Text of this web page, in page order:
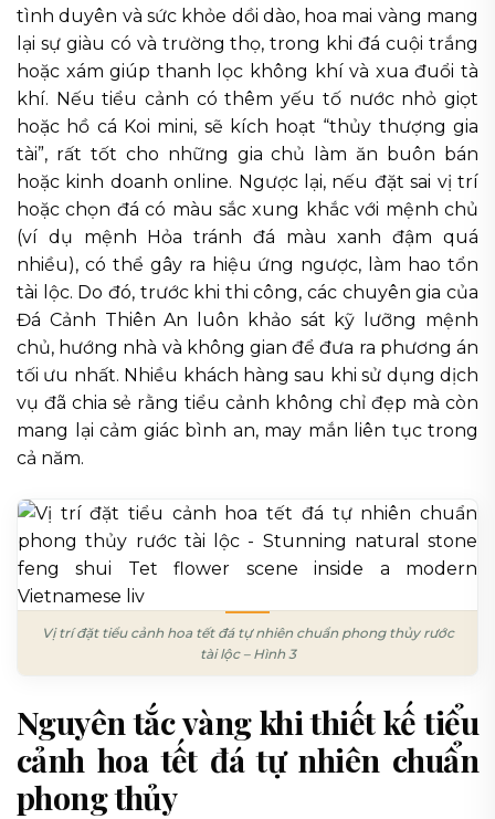
tình duyên và sức khỏe dồi dào, hoa mai vàng mang
lại sự giàu có và trường thọ, trong khi đá cuội trắng
hoặc xám giúp thanh lọc không khí và xua đuổi tà
khí. Nếu tiểu cảnh có thêm yếu tố nước nhỏ giọt
hoặc hồ cá Koi mini, sẽ kích hoạt “thủy thượng gia
tài”, rất tốt cho những gia chủ làm ăn buôn bán
hoặc kinh doanh online. Ngược lại, nếu đặt sai vị trí
hoặc chọn đá có màu sắc xung khắc với mệnh chủ
(ví dụ mệnh Hỏa tránh đá màu xanh đậm quá
nhiều), có thể gây ra hiệu ứng ngược, làm hao tổn
tài lộc. Do đó, trước khi thi công, các chuyên gia của
Đá Cảnh Thiên An luôn khảo sát kỹ lưỡng mệnh
chủ, hướng nhà và không gian để đưa ra phương án
tối ưu nhất. Nhiều khách hàng sau khi sử dụng dịch
vụ đã chia sẻ rằng tiểu cảnh không chỉ đẹp mà còn
mang lại cảm giác bình an, may mắn liên tục trong
cả năm.
Vị trí đặt tiểu cảnh hoa tết đá tự nhiên chuẩn phong thủy rước
tài lộc – Hình 3
Nguyên tắc vàng khi thiết kế tiểu
cảnh hoa tết đá tự nhiên chuẩn
phong thủy